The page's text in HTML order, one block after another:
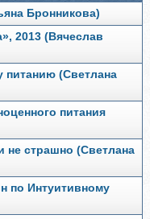
Бронникова)
2013 (Вячеслав
питанию (Светлана
питания
не страшно (Светлана
по Интуитивному